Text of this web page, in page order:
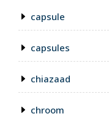
capsule
capsules
chiazaad
chroom